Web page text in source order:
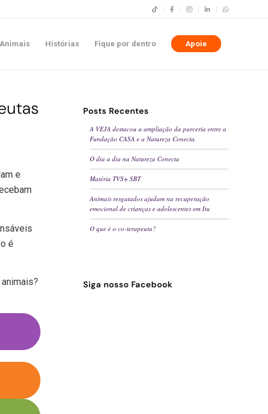
Animais Histórias Fique por dentro Apoie
e
é
Posts Recentes
A VEJA destacou a ampliação da parceria entre a
Fundação CASA e a Natureza Conecta.
O dia a dia na Natureza Conecta
Matéria TVS+ SBT
Animais resgatados ajudam na recuperação
emocional de crianças e adolescentes em Itu
O que é o co-terapeuta?
Siga nosso Facebook